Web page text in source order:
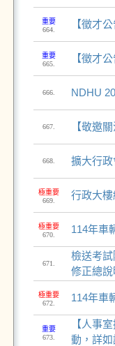
重要
664.
【徵才
重要
665.
【徵才
666. NDHU
667. 【敬邀
668. 擴大行
極重要
669.
行政大
極重要
670.
114年車
671.
檢送考
修正總說
極重要
672.
114年車
重要
673.
【人事
動，詳如